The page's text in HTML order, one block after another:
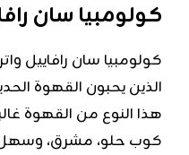
كولومبيا سان
كولومبيا سان رافاييل
الذين يحبون القهوة
هذا النوع من القهوة
كوب حلو، مشرق، وسهل